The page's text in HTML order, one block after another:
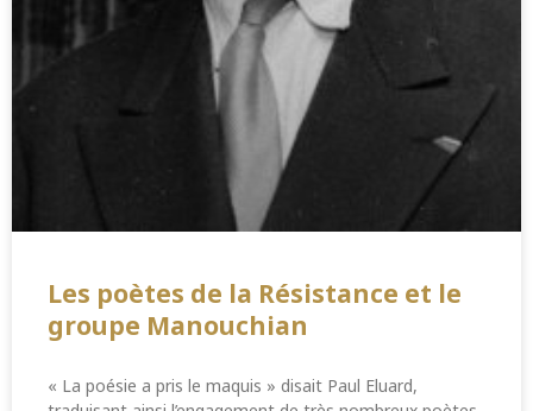
Les poètes de la Résistance et le
groupe Manouchian
« La poésie a pris le maquis » disait Paul Eluard,